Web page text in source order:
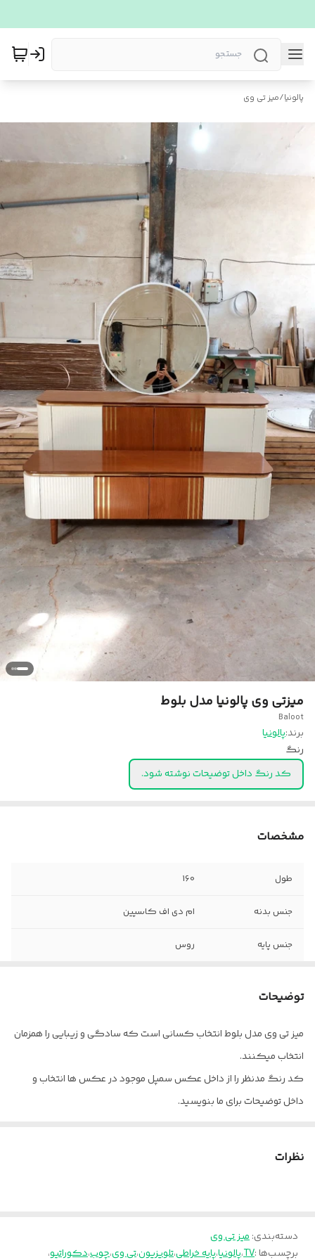
پالونیا/میز تی وی
میزتی وی پالونیا مدل بلوط
Baloot
برند:پالونیا
رنگ
کد رنگ داخل توضیحات نوشته شود.
مشخصات
طول 160
جنس بدنه ام دی اف کاسپین
جنس پایه روس
توضیحات
میز تی وی مدل بلوط انتخاب کسانی است که سادگی و زیبایی را همزمان
انتخاب میکنند.
کد رنگ مدنظر را از داخل عکس سمپل موجود در عکس ها انتخاب و
داخل توضیحات برای ما بنویسید.
نظرات
دسته‌بندی:میز تی وی
برچسب‌ها :TV،پالونیا،پایه خراطی،تلویزیون،تی وی،چوب،دکوراتیو،